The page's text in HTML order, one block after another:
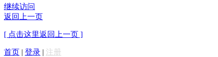
继续访问
返回上一页
[ 点击这里返回上一页 ]
首页 | 登录 | 注册